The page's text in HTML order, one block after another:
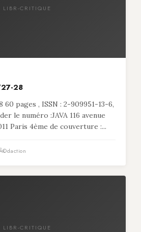
LIBR-CRITIQUE
28
60 pages , ISSN : 2-909951-13-6,
le numéro :JAVA 116 avenue
Paris 4ème de couverture :...
LIBR-CRITIQUE